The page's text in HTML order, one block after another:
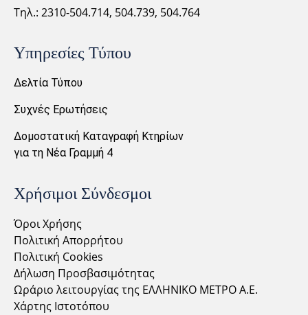
Τηλ.: 2310-504.714, 504.739, 504.764
Υπηρεσίες Τύπου
Δελτία Τύπου
Συχνές Ερωτήσεις
Δομοστατική Καταγραφή Κτηρίων
για τη Νέα Γραμμή 4
Χρήσιμοι Σύνδεσμοι
Όροι Χρήσης
Πολιτική Απορρήτου
Πολιτική Cookies
Δήλωση Προσβασιμότητας
Ωράριο λειτουργίας της ΕΛΛΗΝΙΚΟ ΜΕΤΡΟ Α.Ε.
Χάρτης Ιστοτόπου